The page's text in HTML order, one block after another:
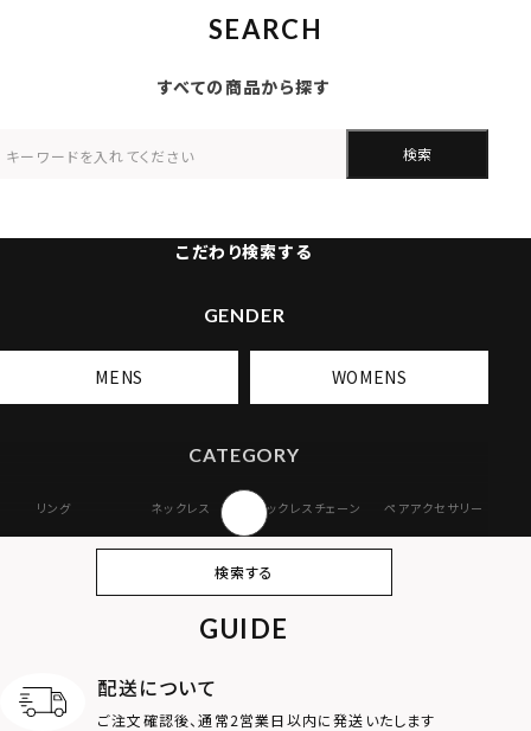
SEARCH
すべての商品から探す
検索
こだわり検索する
GENDER
MENS WOMENS
CATEGORY
リング ネックレス ネックレスチェーン ペアアクセサリー
オンラインストア
ギフトボックス
MOTIF
検索する
GUIDE
配送について
ご注文確認後、通常2営業日以内に発送いたします